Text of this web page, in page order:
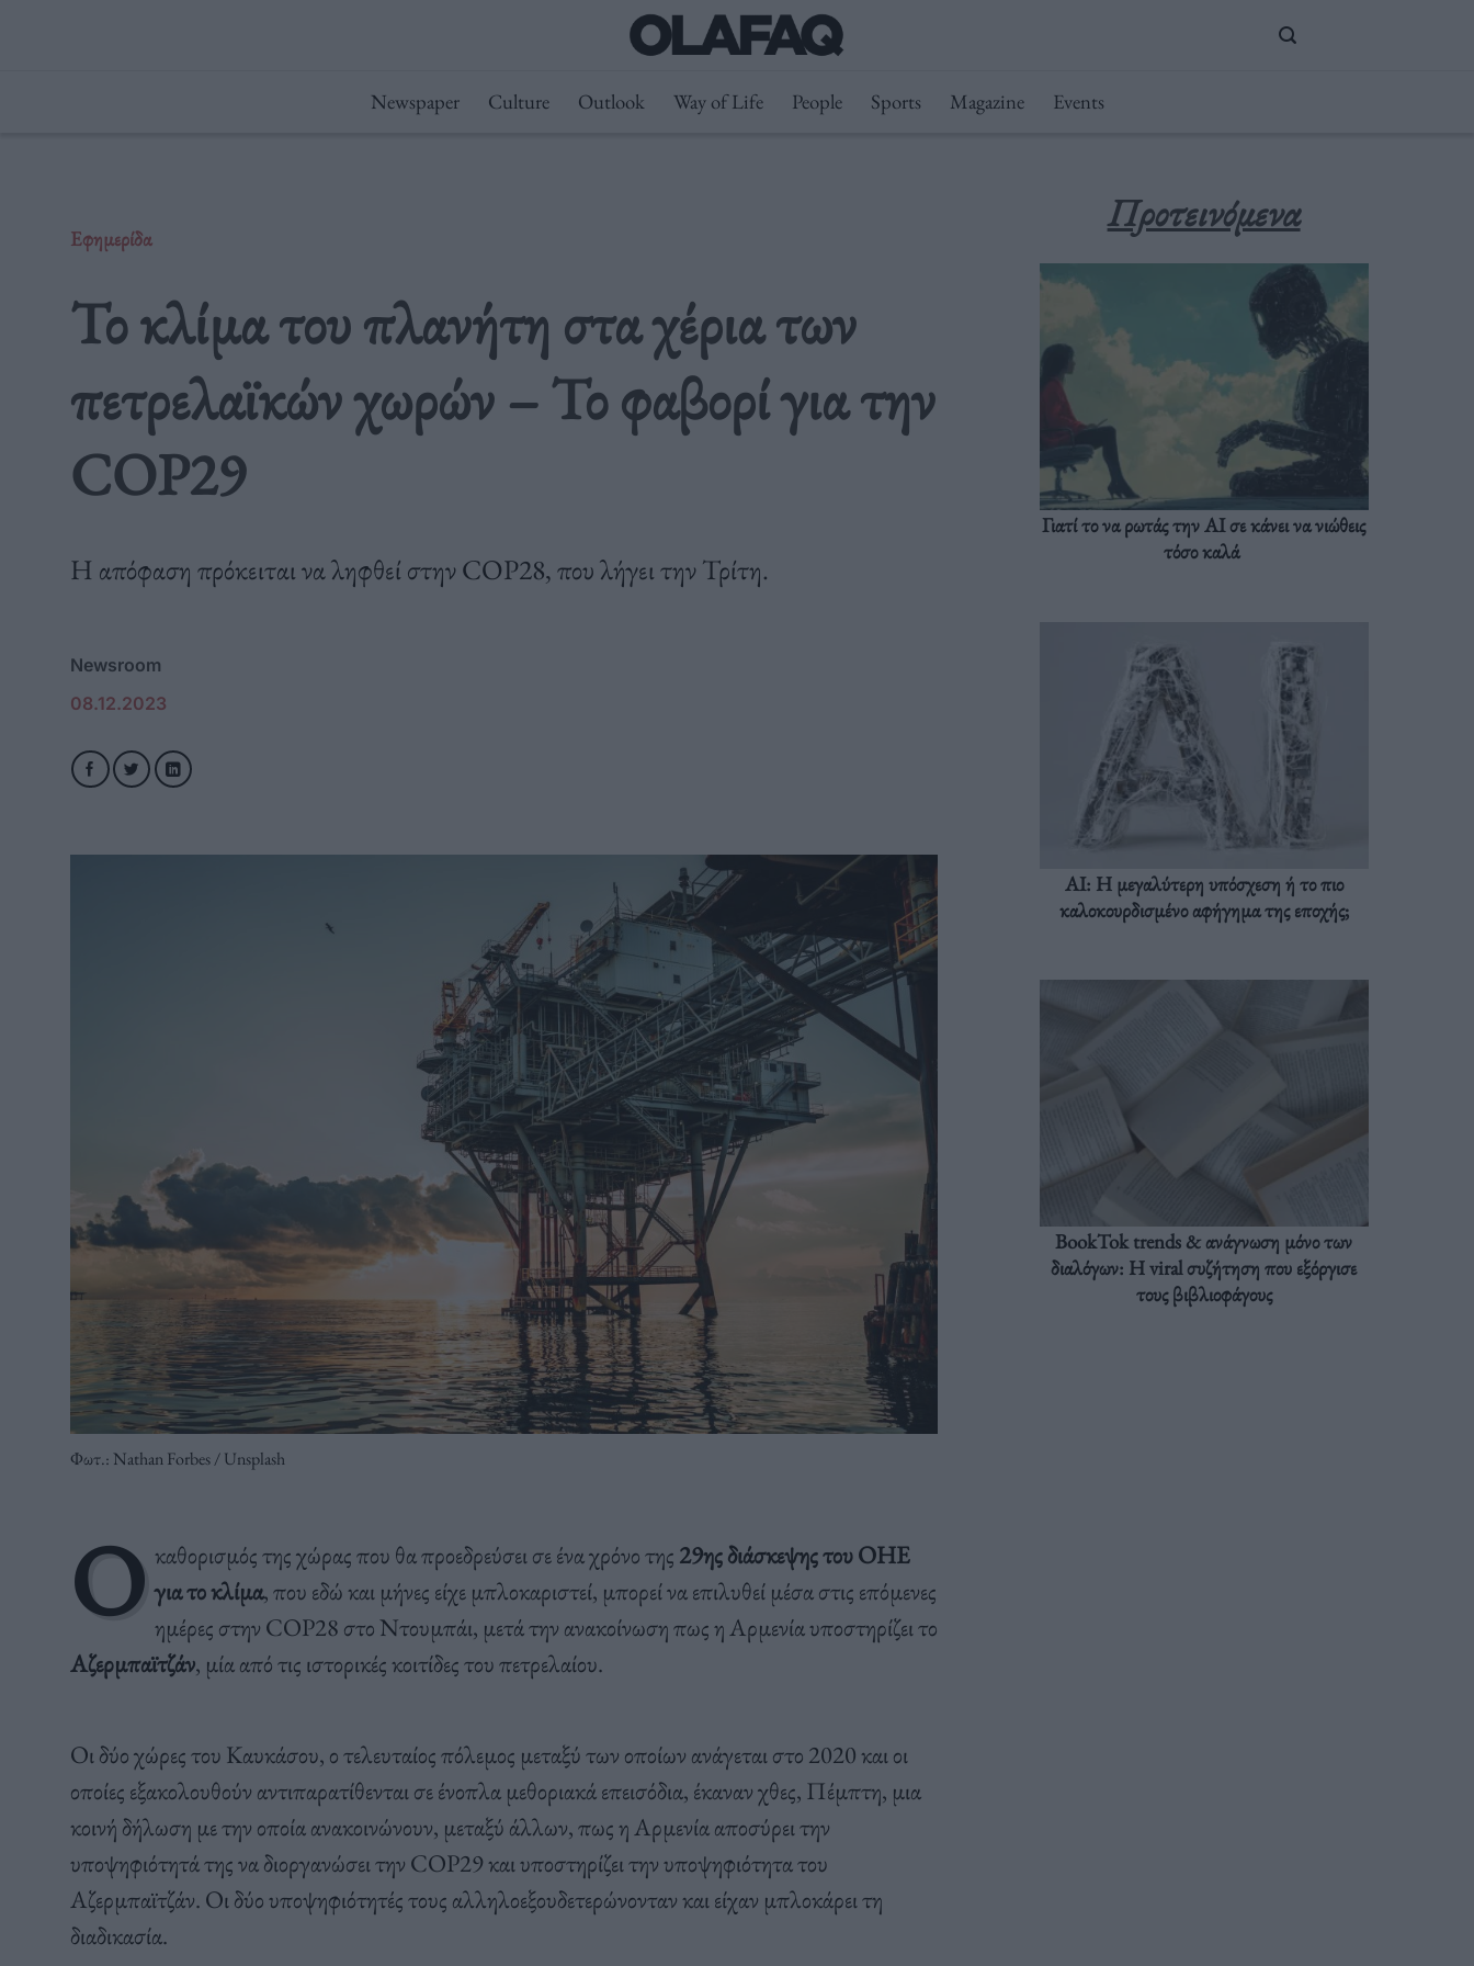
Newspaper Culture Outlook Way of Life People Sports Magazine Events
Εφημερίδα
Το κλίμα του πλανήτη στα χέρια των
πετρελαϊκών χωρών – Το φαβορί για την
COP29
Η απόφαση πρόκειται να ληφθεί στην COP28, που λήγει την Τρίτη.
Newsroom
08.12.2023
Φωτ.: Nathan Forbes / Unsplash
Ο καθορισμός της χώρας που θα προεδρεύσει σε ένα χρόνο της 29ης διάσκεψης του ΟΗΕ
για το κλίμα, που εδώ και μήνες είχε μπλοκαριστεί, μπορεί να επιλυθεί μέσα στις επόμενες
ημέρες στην COP28 στο Ντουμπάι, μετά την ανακοίνωση πως η Αρμενία υποστηρίζει το
Αζερμπαϊτζάν, μία από τις ιστορικές κοιτίδες του πετρελαίου.
Οι δύο χώρες του Καυκάσου, ο τελευταίος πόλεμος μεταξύ των οποίων ανάγεται στο 2020 και οι
οποίες εξακολουθούν αντιπαρατίθενται σε ένοπλα μεθοριακά επεισόδια, έκαναν χθες, Πέμπτη, μια
κοινή δήλωση με την οποία ανακοινώνουν, μεταξύ άλλων, πως η Αρμενία αποσύρει την
υποψηφιότητά της να διοργανώσει την COP29 και υποστηρίζει την υποψηφιότητα του
Αζερμπαϊτζάν. Οι δύο υποψηφιότητές τους αλληλοεξουδετερώνονταν και είχαν μπλοκάρει τη
διαδικασία.
Προτεινόμενα
Γιατί το να ρωτάς την AI σε κάνει να νιώθεις
τόσο καλά
AI: Η μεγαλύτερη υπόσχεση ή το πιο
καλοκουρδισμένο αφήγημα της εποχής;
BookTok trends & ανάγνωση μόνο των
διαλόγων: Η viral συζήτηση που εξόργισε
τους βιβλιοφάγους